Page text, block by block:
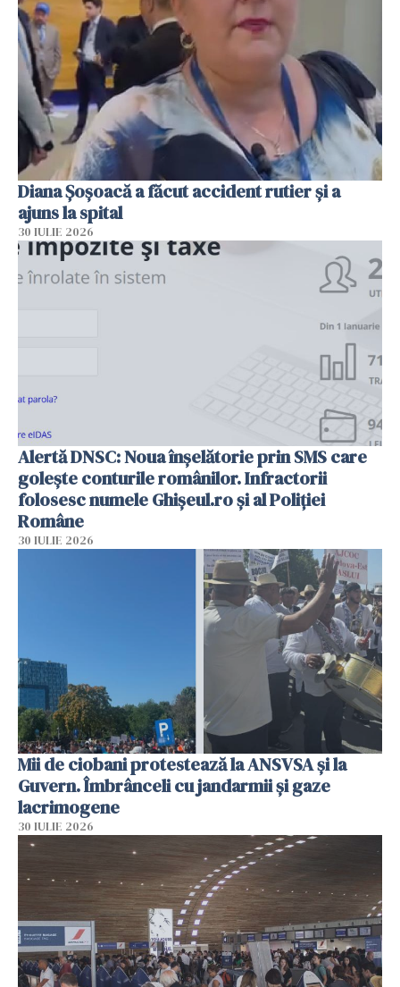
Diana Șoșoacă a făcut accident rutier și a
ajuns la spital
30 IULIE 2026
Alertă DNSC: Noua înșelătorie prin SMS care
golește conturile românilor. Infractorii
folosesc numele Ghișeul.ro și al Poliției
Române
30 IULIE 2026
Mii de ciobani protestează la ANSVSA și la
Guvern. Îmbrânceli cu jandarmii și gaze
lacrimogene
30 IULIE 2026